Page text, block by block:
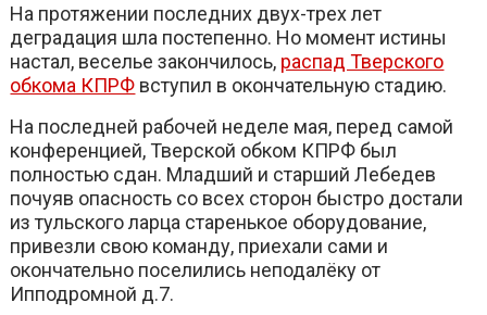
На протяжении последних двух-трех лет
деградация шла постепенно. Но момент истины
настал, веселье закончилось, распад Тверского
обкома КПРФ вступил в окончательную стадию.
На последней рабочей неделе мая, перед самой
конференцией, Тверской обком КПРФ был
полностью сдан. Младший и старший Лебедев
почуяв опасность со всех сторон быстро достали
из тульского ларца старенькое оборудование,
привезли свою команду, приехали сами и
окончательно поселились неподалёку от
Ипподромной д.7.